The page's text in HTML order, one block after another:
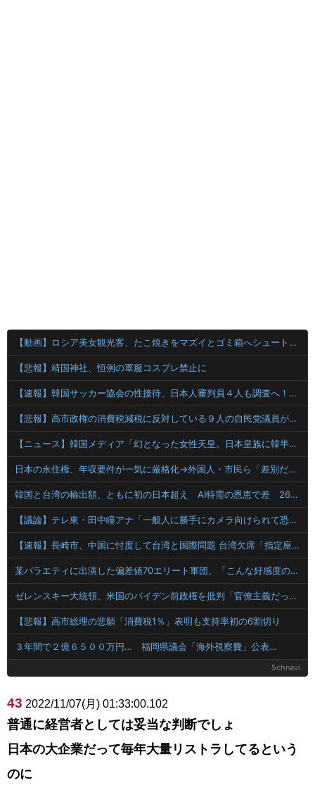
【動画】ロシア美女観光客、たこ焼きをマズイとゴミ箱へシュート・・・・
【悲報】靖国神社、恒例の軍服コスプレ禁止に
【速報】韓国サッカー協会の性接待、日本人審判員４人も調査へ！！！
【悲報】高市政権の消費税減税に反対している９人の自民党議員が全て判明！！！！ やっぱりコイツラかｗｗｗｗｗ
【ニュース】韓国メディア「幻となった女性天皇。日本皇族に韓半島の男の血が入る可能性がゼロに・・・」
日本の永住権、年収要件が一気に厳格化→外国人・市民ら「差別だ！」と抗議
韓国と台湾の輸出額、ともに初の日本超え AI特需の恩恵で差 26年上期
【議論】テレ東・田中瞳アナ「一般人に勝手にカメラ向けられて恐怖を感じるの！」←これ
【速報】長崎市、中国に忖度して台湾と国際問題 台湾欠席「指定座席を使節団区域外にされた」と抗議
某バラエティに出演した偏差値70エリート軍団、「こんな好感度の低い組み合わせは中々ないよ」と視聴者を呆れさせてしまう
ゼレンスキー大統領、米国のバイデン前政権を批判「官僚主義だった」
【悲報】高市総理の悲願「消費税1％」表明も支持率初の6割切り
３年間で２億６５００万円… 福岡県議会「海外視察費」公表…
5chnavi
43 2022/11/07(月) 01:33:00.102
普通に経営者としては妥当な判断でしょ
日本の大企業だって毎年大量リストラしてるという
のに